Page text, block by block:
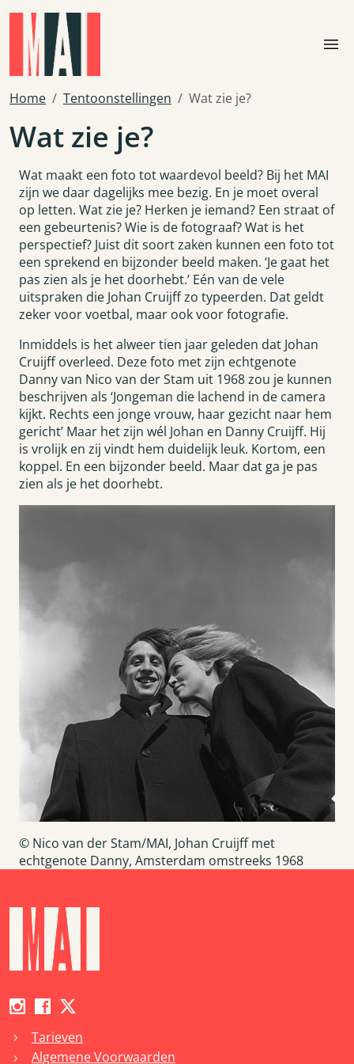
Skip to main content
menu
Home Tentoonstellingen Wat zie je?
Wat zie je?
Wat maakt een foto tot waardevol beeld? Bij het MAI
zijn we daar dagelijks mee bezig. En je moet overal
op letten. Wat zie je? Herken je iemand? Een straat of
een gebeurtenis? Wie is de fotograaf? Wat is het
perspectief? Juist dit soort zaken kunnen een foto tot
een sprekend en bijzonder beeld maken. ‘Je gaat het
pas zien als je het doorhebt.’ Eén van de vele
uitspraken die Johan Cruijff zo typeerden. Dat geldt
zeker voor voetbal, maar ook voor fotografie.
Inmiddels is het alweer tien jaar geleden dat Johan
Cruijff overleed. Deze foto met zijn echtgenote
Danny van Nico van der Stam uit 1968 zou je kunnen
beschrijven als ‘Jongeman die lachend in de camera
kijkt. Rechts een jonge vrouw, haar gezicht naar hem
gericht’ Maar het zijn wél Johan en Danny Cruijff. Hij
is vrolijk en zij vindt hem duidelijk leuk. Kortom, een
koppel. En een bijzonder beeld. Maar dat ga je pas
zien als je het doorhebt.
© Nico van der Stam/MAI, Johan Cruijff met
echtgenote Danny, Amsterdam omstreeks 1968
chevron_right Tarieven
chevron_right Algemene Voorwaarden